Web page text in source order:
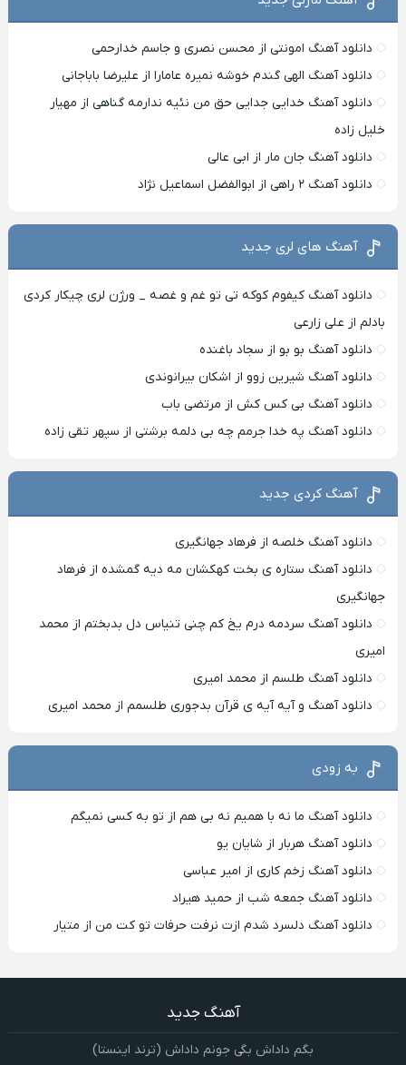
دانلود آهنگ امونتی از محسن نصری و جاسم خدارحمی
دانلود آهنگ الهی گندم خوشه نمیره عامارا از علیرضا باباجانی
دانلود آهنگ خدایی جدایی حق من نئیه ندارمه گناهی از مهیار
خلیل زاده
دانلود آهنگ جان مار از ابی عالی
دانلود آهنگ ۲ راهی از ابوالفضل اسماعیل نژاد
آهنگ های لری جدید
دانلود آهنگ کیفوم کوکه تی تو غم و غصه _ ورژن لری چیکار کردی
بادلم از علی زارعی
دانلود آهنگ بو بو از سجاد باغنده
دانلود آهنگ شیرین زوو از اشکان بیرانوندی
دانلود آهنگ بی کس کش از مرتضی باب
دانلود آهنگ په خدا جرمم چه بی دلمه برشتی از سپهر تقی زاده
آهنگ کردی جدید
دانلود آهنگ خلصه از فرهاد جهانگیری
دانلود آهنگ ستاره ی بخت کهکشان مه دیه گمشده از فرهاد
جهانگیری
دانلود آهنگ سردمه درم یخ کم چنی تنیاس دل بدبختم از محمد
امیری
دانلود آهنگ طلسم از محمد امیری
دانلود آهنگ و آیه آیه ی قرآن بدجوری طلسمم از محمد امیری
به زودی
دانلود آهنگ ما نه با همیم نه بی هم از تو به کسی نمیگم
دانلود آهنگ هربار از شایان یو
دانلود آهنگ زخم کاری از امیر عباسی
دانلود آهنگ جمعه شب از حمید هیراد
دانلود آهنگ دلسرد شدم ازت نرفت حرفات تو کت من از متیار
آهنگ جدید
بگم داداش بگی جونم داداش (ترند اینستا)